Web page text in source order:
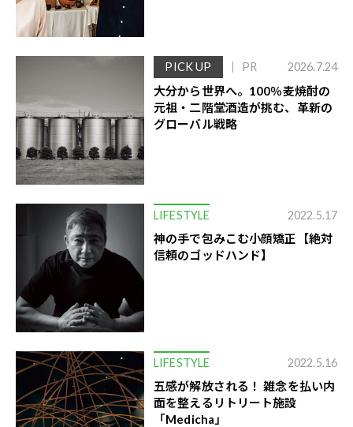
PICK UP PR 2026.7.24
大分から世界へ。100％麦焼酎の
元祖・二階堂酒造が挑む、革新の
グローバル戦略
LIFESTYLE 2022.5.17
神の手で包みこむ小顔矯正【絶対
信頼のゴッドハンド】
LIFESTYLE 2022.5.16
五感が解放される！ 雑念を払い内
面を整えるリトリート施設
「Medicha」